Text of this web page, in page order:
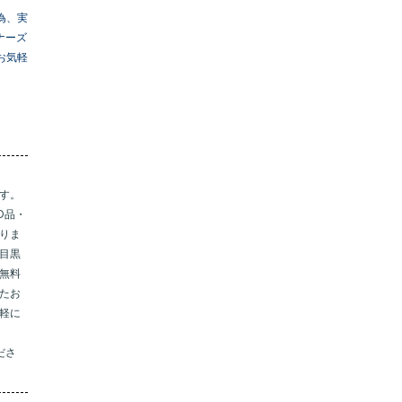
、実
ーズ
気軽
。
・
ま
黒
料
お
に
さ